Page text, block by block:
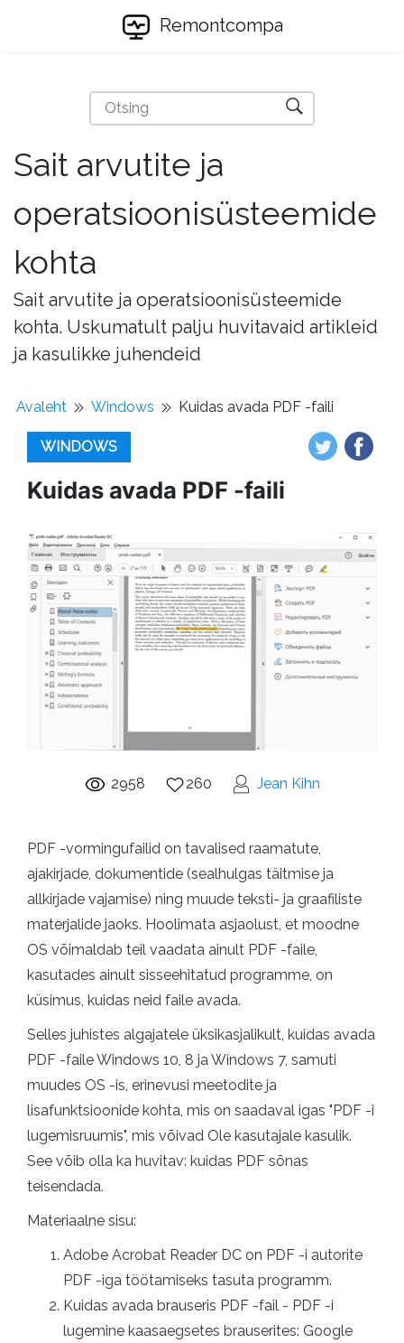
Remontcompa
Sait arvutite ja
operatsioonisüsteemide
kohta
Sait arvutite ja operatsioonisüsteemide
kohta. Uskumatult palju huvitavaid artikleid
ja kasulikke juhendeid
Avaleht Windows Kuidas avada PDF -faili
WINDOWS
Kuidas avada PDF -faili
2958 260 Jean Kihn
PDF -vormingufailid on tavalised raamatute,
ajakirjade, dokumentide (sealhulgas täitmise ja
allkirjade vajamise) ning muude teksti- ja graafiliste
materjalide jaoks. Hoolimata asjaolust, et moodne
OS võimaldab teil vaadata ainult PDF -faile,
kasutades ainult sisseehitatud programme, on
küsimus, kuidas neid faile avada.
Selles juhistes algajatele üksikasjalikult, kuidas avada
PDF -faile Windows 10, 8 ja Windows 7, samuti
muudes OS -is, erinevusi meetodite ja
lisafunktsioonide kohta, mis on saadaval igas "PDF -i
lugemisruumis", mis võivad Ole kasutajale kasulik.
See võib olla ka huvitav: kuidas PDF sõnas
teisendada.
Materiaalne sisu:
Adobe Acrobat Reader DC on PDF -i autorite
PDF -iga töötamiseks tasuta programm.
Kuidas avada brauseris PDF -fail - PDF -i
lugemine kaasaegsetes brauserites: Google